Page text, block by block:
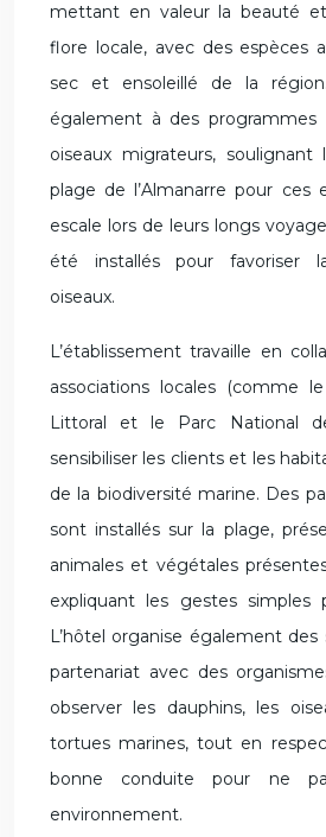
mettant en valeur la beauté
flore locale, avec des espèces
sec et ensoleillé de la
également à des
oiseaux migrateurs, soulignant
plage de l’Almanarre pour ces
escale lors de leurs longs
été installés pour favoriser
oiseaux.
L’établissement travaille en
associations locales (comme
Littoral et le Parc National
sensibiliser les clients et les
de la biodiversité marine. Des
sont installés sur la plage,
animales et végétales
expliquant les gestes simples
L’hôtel organise également
partenariat avec des
observer les dauphins, les
tortues marines, tout en
bonne conduite pour ne
environnement.